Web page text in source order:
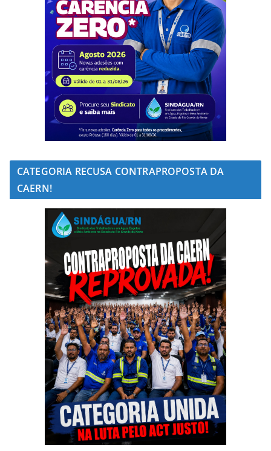
CATEGORIA RECUSA CONTRAPROPOSTA DA
CAERN!